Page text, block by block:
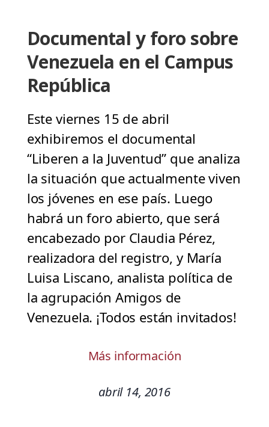
Documental y foro sobre
Venezuela en el Campus
República
Este viernes 15 de abril
exhibiremos el documental
“Liberen a la Juventud” que analiza
la situación que actualmente viven
los jóvenes en ese país. Luego
habrá un foro abierto, que será
encabezado por Claudia Pérez,
realizadora del registro, y María
Luisa Liscano, analista política de
la agrupación Amigos de
Venezuela. ¡Todos están invitados!
Más información
abril 14, 2016